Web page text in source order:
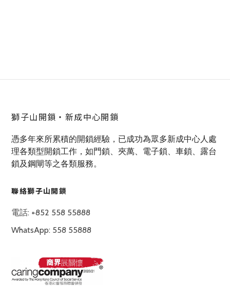
獅子山開鎖‧新成中心開鎖
憑多年來所累積的開鎖經驗，已成功為眾多新成中心人處
理各類型開鎖工作，如門鎖、夾萬、電子鎖、車鎖、露台
鎖及鋼閘等之各類服務。
聯絡獅子山開鎖
電話: +852 558 55888
WhatsApp: 558 55888